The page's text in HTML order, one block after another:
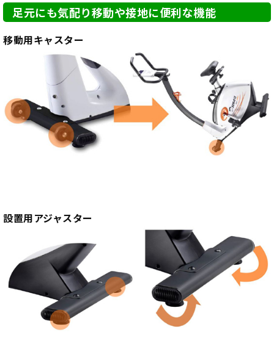
足元にも気配り移動や接地に便利な機能
移動用キャスター
設置用アジャスター